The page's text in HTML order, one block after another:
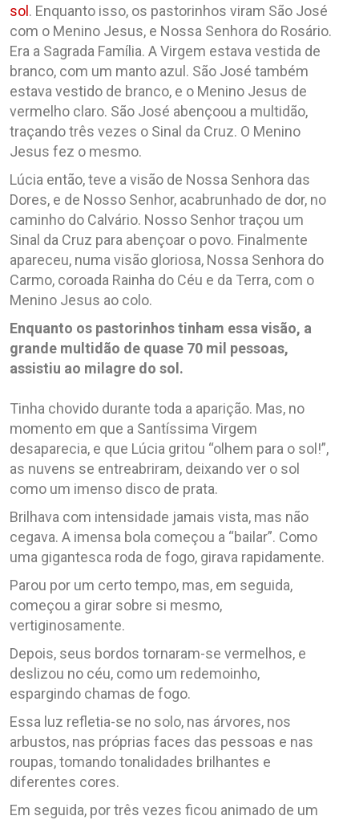
sol. Enquanto isso, os pastorinhos viram São José
com o Menino Jesus, e Nossa Senhora do Rosário.
Era a Sagrada Família. A Virgem estava vestida de
branco, com um manto azul. São José também
estava vestido de branco, e o Menino Jesus de
vermelho claro. São José abençoou a multidão,
traçando três vezes o Sinal da Cruz. O Menino
Jesus fez o mesmo.
Lúcia então, teve a visão de Nossa Senhora das
Dores, e de Nosso Senhor, acabrunhado de dor, no
caminho do Calvário. Nosso Senhor traçou um
Sinal da Cruz para abençoar o povo. Finalmente
apareceu, numa visão gloriosa, Nossa Senhora do
Carmo, coroada Rainha do Céu e da Terra, com o
Menino Jesus ao colo.
Enquanto os pastorinhos tinham essa visão, a
grande multidão de quase 70 mil pessoas,
assistiu ao milagre do sol.
Tinha chovido durante toda a aparição. Mas, no
momento em que a Santíssima Virgem
desaparecia, e que Lúcia gritou “olhem para o sol!”,
as nuvens se entreabriram, deixando ver o sol
como um imenso disco de prata.
Brilhava com intensidade jamais vista, mas não
cegava. A imensa bola começou a “bailar”. Como
uma gigantesca roda de fogo, girava rapidamente.
Parou por um certo tempo, mas, em seguida,
começou a girar sobre si mesmo,
vertiginosamente.
Depois, seus bordos tornaram-se vermelhos, e
deslizou no céu, como um redemoinho,
espargindo chamas de fogo.
Essa luz refletia-se no solo, nas árvores, nos
arbustos, nas próprias faces das pessoas e nas
roupas, tomando tonalidades brilhantes e
diferentes cores.
Em seguida, por três vezes ficou animado de um